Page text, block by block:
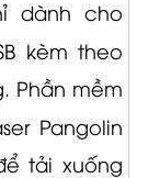
dành cho
kèm theo
Phần mềm
Pangolin
tải xuống